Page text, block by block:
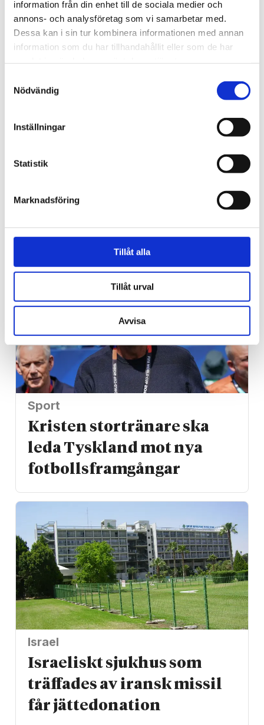
information från din enhet till de sociala medier och
annons- och analysföretag som vi samarbetar med.
Dessa kan i sin tur kombinera informationen med annan
information som du har tillhandahållit eller som de har
Nödvändig
Inställningar
Statistik
Marknadsföring
Tillåt alla
Tillåt urval
Avvisa
Trinidad och Tobago
vare kristet sjukhus
Sport
Kristen stortränare ska
leda Tyskland mot nya
fotbolls­­framgångar
Israel
Israeliskt sjukhus som
träffades av iransk missil
får jätte­donation